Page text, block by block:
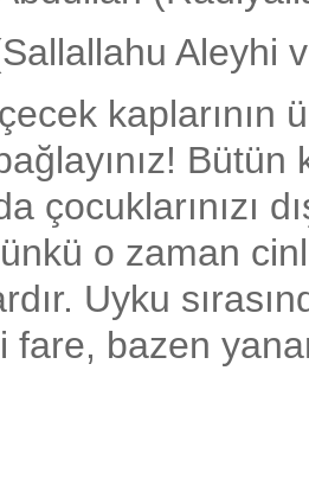
Aleyhi
kaplarının
Bütün
çocuklarınızı
o zaman
Uyku
fare, bazen